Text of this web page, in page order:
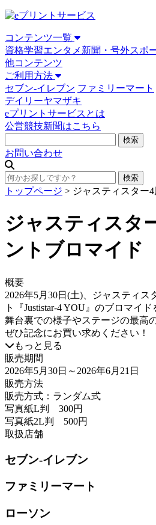
コンテンツ一覧
資格学習エンタメ 新聞・号外スポ
他コンテンツ
ご利用方法
セブン-イレブン ファミリーマート
デイリーヤマザキ
eプリントサービスとは
公営競技新聞はこちら
お問い合わせ
トップページ > ジャスティスター
ジャスティスタ
ントブロマイド
概要
2026年5月30日(土)、ジャスティス
ト『Justistar-4 YOU』のブロマイド
舞台裏での様子やステージの最高
ぜひ記念にお買い求めください！
もっと見る
販売期間
2026年5月30日 ～2026年6月21日
販売方法
販売方式：ランダム式
写真紙L判 300円
写真紙2L判 500円
取扱店舗
セブン-イレブン
ファミリーマート
ローソン